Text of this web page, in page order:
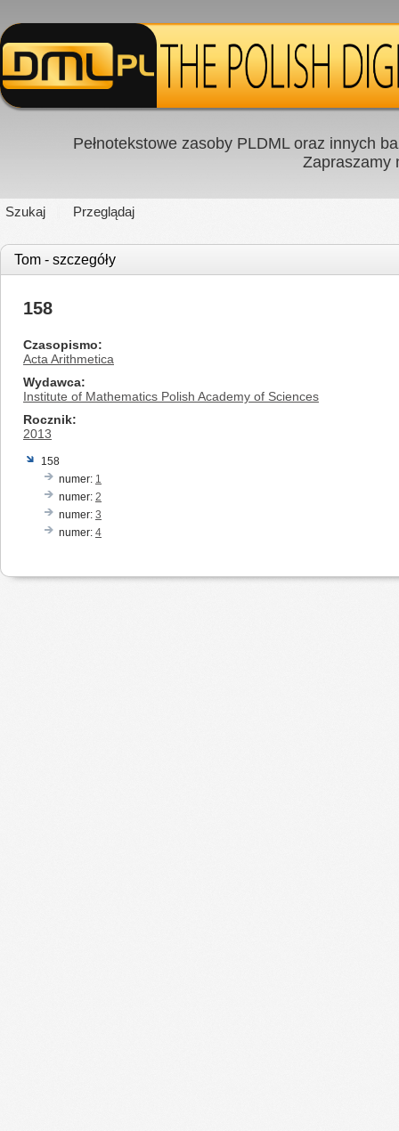
Pełnotekstowe zasoby PLDML oraz innych
Zapraszamy
Szukaj Przeglądaj
Tom - szczegóły
158
Czasopismo
Acta Arithmetica
Wydawca
Institute of Mathematics Polish Academy of Sciences
Rocznik
2013
158
numer: 1
numer: 2
numer: 3
numer: 4